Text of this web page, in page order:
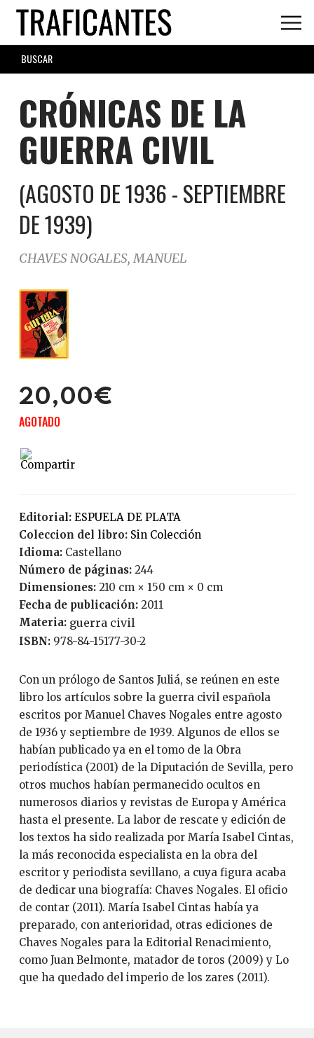
Skip
main
content
SEARCH
FORM
CRÓNICAS DE LA
GUERRA CIVIL
(AGOSTO DE 1936 - SEPTIEMBRE
DE 1939)
CHAVES NOGALES, MANUEL
20,00€
AGOTADO
Editorial:
ESPUELA DE PLATA
Coleccion del libro:
Sin Colección
Idioma:
Castellano
Número de páginas:
244
Dimensiones: 210 cm × 150 cm × 0 cm
Fecha de publicación:
2011
Materia: guerra civil
ISBN: 978-84-15177-30-2
Con un prólogo de Santos Juliá, se reúnen en este
libro los artículos sobre la guerra civil española
escritos por Manuel Chaves Nogales entre agosto
de 1936 y septiembre de 1939. Algunos de ellos se
habían publicado ya en el tomo de la Obra
periodística (2001) de la Diputación de Sevilla, pero
otros muchos habían permanecido ocultos en
numerosos diarios y revistas de Europa y América
hasta el presente. La labor de rescate y edición de
los textos ha sido realizada por María Isabel Cintas,
la más reconocida especialista en la obra del
escritor y periodista sevillano, a cuya figura acaba
de dedicar una biografía: Chaves Nogales. El oficio
de contar (2011). María Isabel Cintas había ya
preparado, con anterioridad, otras ediciones de
Chaves Nogales para la Editorial Renacimiento,
como Juan Belmonte, matador de toros (2009) y Lo
que ha quedado del imperio de los zares (2011).